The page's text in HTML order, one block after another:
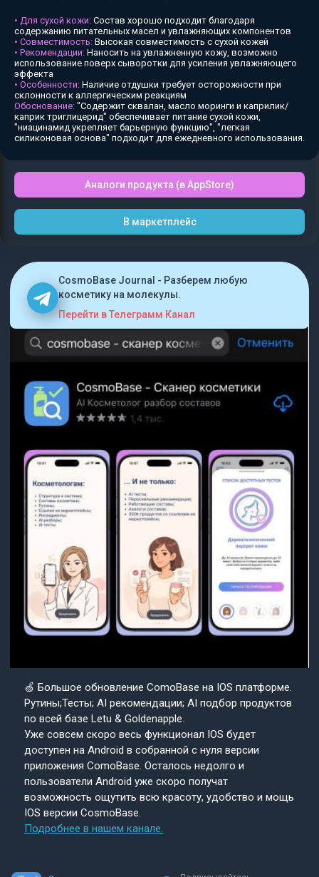
• Для сухой кожи: Состав хорошо подходит благодаря
содержанию питательных масел и увлажняющих компонентов
• Совместимость: Высокая совместимость с сухой кожей
• Рекомендации: Наносить на увлажненную кожу, возможно
использование поверх сыворотки для усиления увлажняющего
эффекта
• Особенности: Наличие отдушки требует осторожности при
склонности к аллергическим реакциям
Обоснование: "Содержит сквалан, масло моринги и каприлик/
каприк триглицерид" обеспечивает питание сухой кожи,
"ниацинамид укрепляет барьерную функцию", "легкая
силиконовая основа" подходит для ежедневного использования.
Аналоги продукта (в AppStore)
В маркетплейс
CosmoBase Journal - Разберем любую
косметику на молекулы.
Перейти в Телеграмм Канал
🍏 Большое обновление ComoBase на IOS платформе.
Рутины;Тесты; AI рекомендации; AI подбор продуктов
по всей базе Letu & Goldenapple.
Уже совсем скоро весь функционал IOS будет
доступен на Android в собранной с нуля версии
приложения ComoBase. Осталось недолго и
пользователи Android уже скоро получат
возможность ощутить всю красоту, удобство и мощь
IOS версии CosmoBase.
Подробнее в нашем канале.